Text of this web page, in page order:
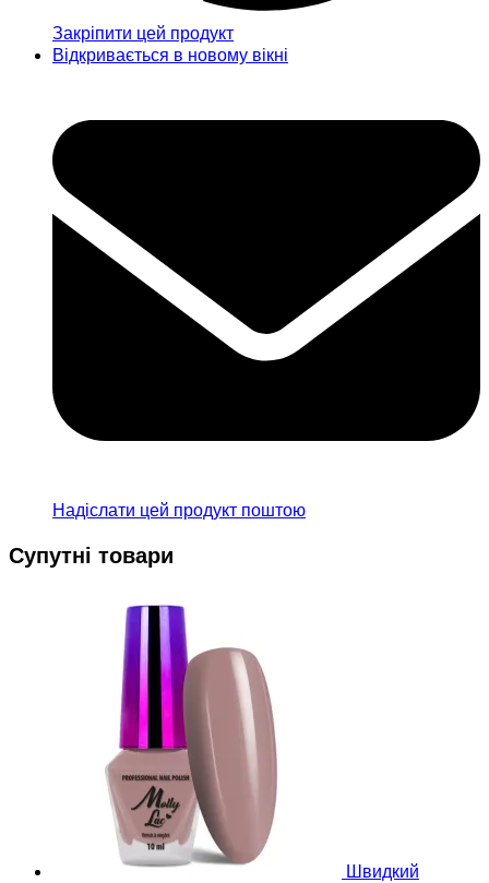
Закріпити цей продукт
Відкривається в новому вікні
Надіслати цей продукт поштою
Супутні товари
Швидкий